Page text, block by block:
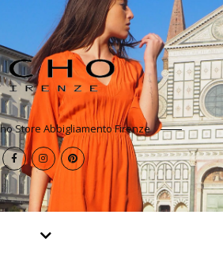
Store Abbigliamento Firenze